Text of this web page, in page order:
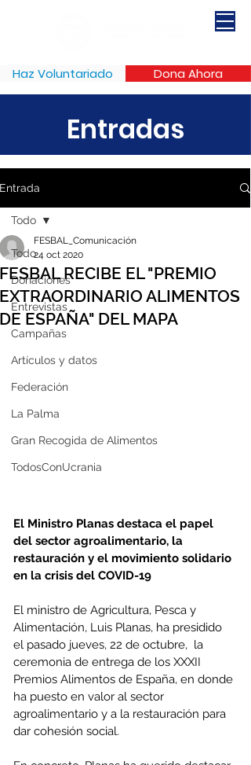
Haz Voluntariado Dona Ahora
Entradas
Entrada
Todo
Donaciones
Entrevistas
Campañas
Artículos y datos
Federación
La Palma
Gran Recogida de Alimentos
TodosConUcrania
Todo
FESBAL RECIBE EL "PREMIO
EXTRAORDINARIO ALIMENTOS
DE ESPAÑA" DEL MAPA
FESBAL_Comunicación
24 oct 2020
El Ministro Planas destaca el papel
del sector agroalimentario, la
restauración y el movimiento solidario
en la crisis del COVID-19
El ministro de Agricultura, Pesca y
Alimentación, Luis Planas, ha presidido
el pasado jueves, 22 de octubre,  la
ceremonia de entrega de los XXXII
Premios Alimentos de España, en donde
ha puesto en valor al sector
agroalimentario y a la restauración para
dar cohesión social.